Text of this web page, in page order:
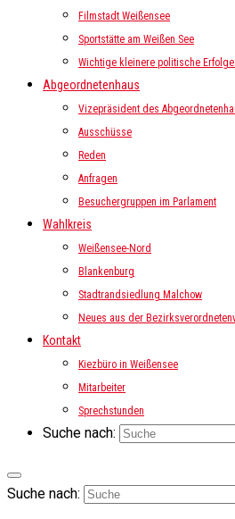
Filmstadt Weißensee
Sportstätte am Weißen See
Wichtige kleinere politische
Abgeordnetenhaus
Vizepräsident des
Ausschüsse
Reden
Anfragen
Besuchergruppen im Parlament
Wahlkreis
Weißensee-Nord
Blankenburg
Stadtrandsiedlung Malchow
Neues aus der
Kontakt
Kiezbüro in Weißensee
Mitarbeiter
Sprechstunden
Suche nach:
Suche nach: